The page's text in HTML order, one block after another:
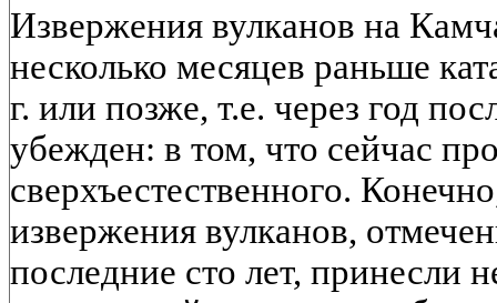
Извержения вулканов на
несколько месяцев раньше
г. или позже, т.е. через год
убежден: в том, что сейчас
сверхъестественного.
извержения вулканов,
последние сто лет, принесли